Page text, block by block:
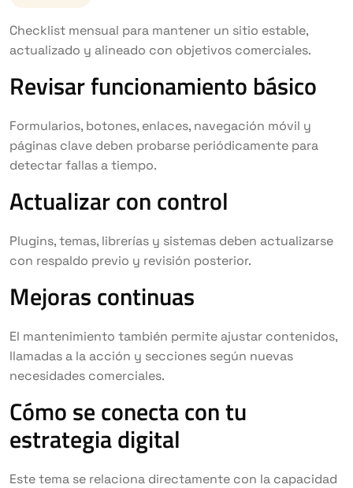
Checklist mensual para mantener un sitio estable,
actualizado y alineado con objetivos comerciales.
Revisar funcionamiento básico
Formularios, botones, enlaces, navegación móvil y
páginas clave deben probarse periódicamente para
detectar fallas a tiempo.
Actualizar con control
Plugins, temas, librerías y sistemas deben actualizarse
con respaldo previo y revisión posterior.
Mejoras continuas
El mantenimiento también permite ajustar contenidos,
llamadas a la acción y secciones según nuevas
necesidades comerciales.
Cómo se conecta con tu
estrategia digital
Este tema se relaciona directamente con la capacidad